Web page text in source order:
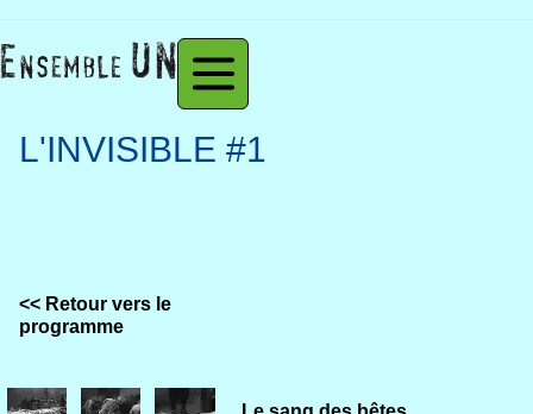
L'INVISIBLE #1
<< Retour vers le
programme